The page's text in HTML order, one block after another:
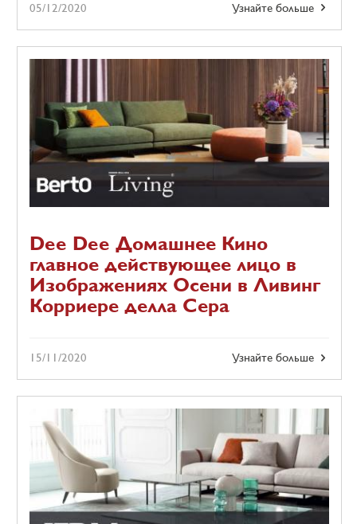
Узнайте больше
05/12/2020
Dee Dee Домашнее Кино
главное действующее лицо в
Изображениях Осени в Ливинг
Корриере делла Сера
Узнайте больше
15/11/2020